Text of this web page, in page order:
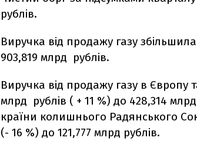
рублів.
Виручка від продажу газу
903,819 млрд рублів.
Виручка від продажу газу в Європу
млрд рублів ( + 11 %) до 428,314
країни колишнього Радянського
(- 16 %) до 121,777 млрд рублів.